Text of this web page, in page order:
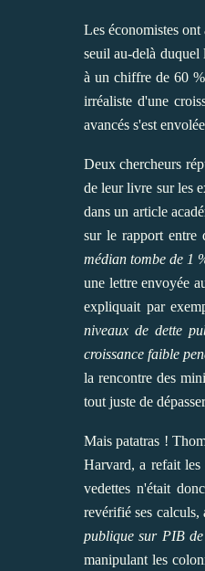
Les économistes
seuil au-delà
à un chiffre de 60
irréaliste d'une
avancés s'est
Deux chercheurs
de leur livre sur les
dansun article
sur le rapport entre
médian tombe de 1
une lettre envoyée
expliquait par
niveaux de dette
croissance faible
la rencontre des
tout juste de
Mais patatras !
Harvard, a refait les
vedettes n'était
revérifié ses
publique sur PIB
manipulant les